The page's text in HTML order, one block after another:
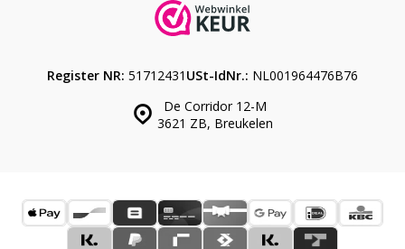
De Corridor 12-M
3621 ZB, Breukelen
Register NR: 51712431 USt-IdNr.: NL001964476B76